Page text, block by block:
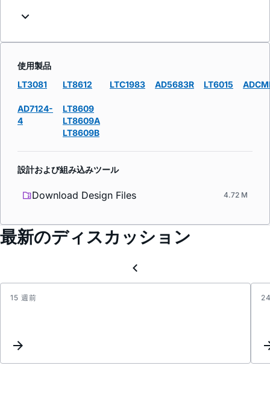
使用製品
LT3081
LT8612 LTC1983 AD5683R LT6015
AD7124-
4
LT8609
LT8609A
LT8609B
設計および組み込みツール
Download Design Files 4.72 M
最新のディスカッション
15 週前